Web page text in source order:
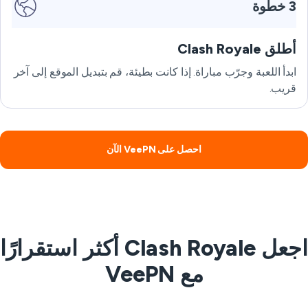
أطلق Clash Royale
ابدأ اللعبة وجرّب مباراة. إذا كانت بطيئة، قم بتبديل الموقع إلى آخر
قريب.
احصل على VeePN الآن
اجعل Clash Royale أكثر استقرارًا
مع VeePN